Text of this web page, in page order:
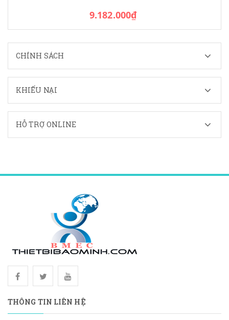
9.182.000₫
CHÍNH SÁCH
KHIẾU NẠI
HỖ TRỢ ONLINE
THÔNG TIN LIÊN HỆ